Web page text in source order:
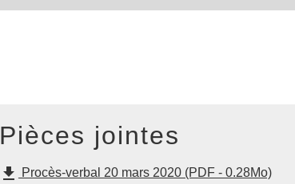
Pièces jointes
file_download Procès-verbal 20 mars 2020 (PDF - 0.28Mo)